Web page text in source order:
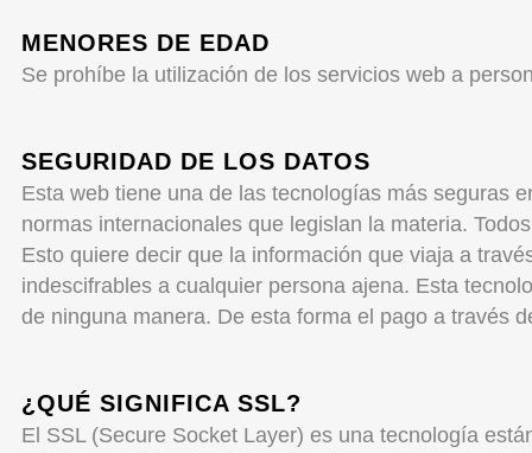
MENORES DE EDAD
Se prohíbe la utilización de los servicios web a
SEGURIDAD DE LOS DATOS
Esta web tiene una de las tecnologías más seguras
normas internacionales que legislan la materia.
Esto quiere decir que la información que viaja a
indescifrables a cualquier persona ajena. Esta
de ninguna manera. De esta forma el pago a través
¿QUÉ SIGNIFICA SSL?
El SSL (Secure Socket Layer) es una tecnología